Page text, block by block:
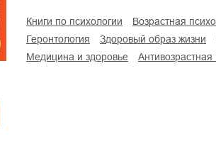
книги по психологии возрастная
геронтология
здоровый образ жизни
медицина и здоровье